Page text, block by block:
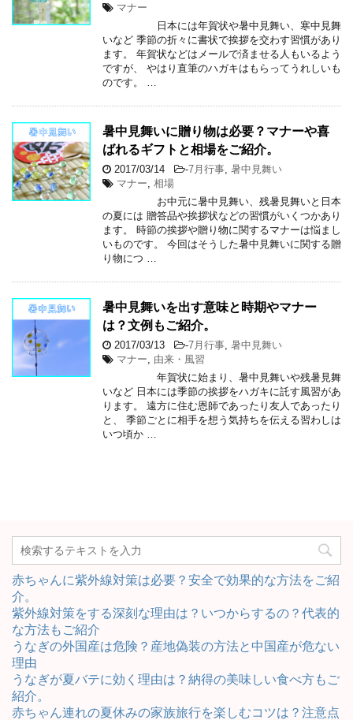
マナー
日本には年賀状や暑中見舞い、寒中見舞
いなど 季節の折々に書状で挨拶を交わす習慣があり
ます。 年賀状などはメールで済ませる人もいるよう
ですが、 やはり直筆のハガキはもらってうれしいも
のです。 …
暑中見舞いに贈り物は必要？マナーや喜
ばれるギフトと相場をご紹介。
2017/03/14 -7月行事 暑中見舞い
マナー 相場
お中元に暑中見舞い、残暑見舞いと日本
の夏には 贈答品や挨拶状などの習慣がいくつかあり
ます。 時節の挨拶や贈り物に関するマナーは悩まし
いものです。 今回はそうした暑中見舞いに関する贈
り物につ …
暑中見舞いを出す意味と時期やマナー
は？文例もご紹介。
2017/03/13 -7月行事 暑中見舞い
マナー
由来・風習
年賀状に始まり、暑中見舞いや残暑見舞
いなど 日本には季節の挨拶をハガキに託す風習があ
ります。 遠方に住む恩師であったり友人であったり
と、 季節ごとに相手を想う気持ちを伝える習わしは
いつ頃か …
赤ちゃんに紫外線対策は必要？安全で効果的な方法をご紹
介。
紫外線対策をする深刻な理由は？いつからするの？代表的
な方法もご紹介
うなぎの外国産は危険？産地偽装の方法と中国産が危ない
理由
うなぎが夏バテに効く理由は？納得の美味しい食べ方もご
紹介。
赤ちゃん連れの夏休みの家族旅行を楽しむコツは？注意点